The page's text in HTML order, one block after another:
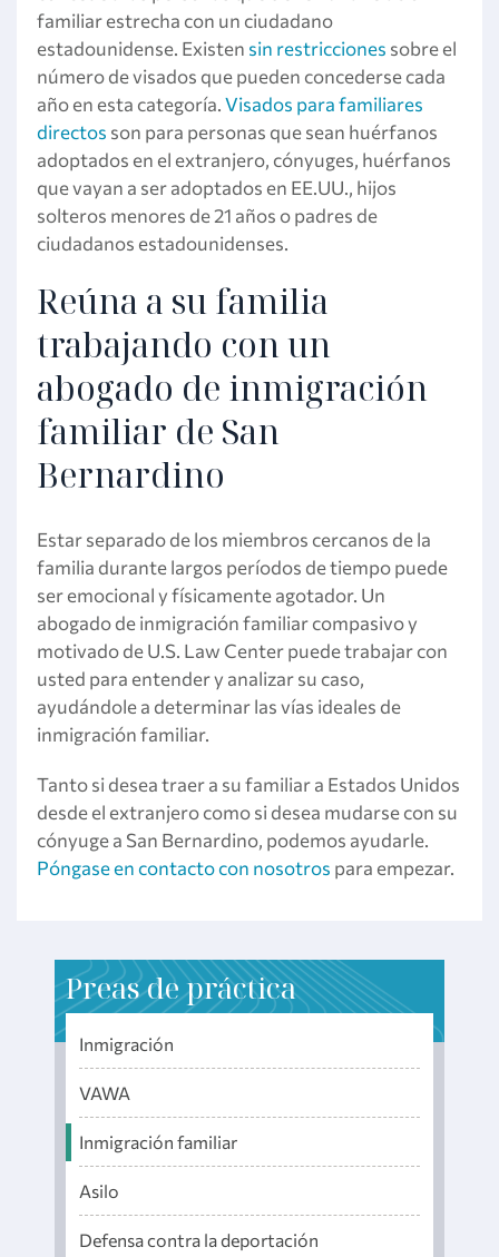
familiar estrecha con un ciudadano
estadounidense. Existen sin restricciones sobre el
número de visados que pueden concederse cada
año en esta categoría.Visados para familiares
directos son para personas que sean huérfanos
adoptados en el extranjero, cónyuges, huérfanos
que vayan a ser adoptados en EE.UU., hijos
solteros menores de 21 años o padres de
ciudadanos estadounidenses.
Reúna a su familia
trabajando con un
abogado de inmigración
familiar de San
Bernardino
Estar separado de los miembros cercanos de la
familia durante largos períodos de tiempo puede
ser emocional y físicamente agotador. Un
abogado de inmigración familiar compasivo y
motivado de U.S. Law Center puede trabajar con
usted para entender y analizar su caso,
ayudándole a determinar las vías ideales de
inmigración familiar.
Tanto si desea traer a su familiar a Estados Unidos
desde el extranjero como si desea mudarse con su
cónyuge a San Bernardino, podemos ayudarle.
Póngase en contacto con nosotros para empezar.
Preas de práctica
Inmigración
VAWA
Inmigración familiar
Asilo
Defensa contra la deportación